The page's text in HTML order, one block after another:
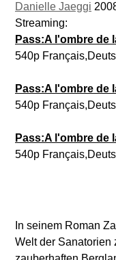
Danielle Jaeggi
Streaming:
Pass:A l'ombre de
540p
Pass:A l'ombre de
540p
Pass:A l'ombre de
540p
In seinem Roman
Welt der Sanatorien